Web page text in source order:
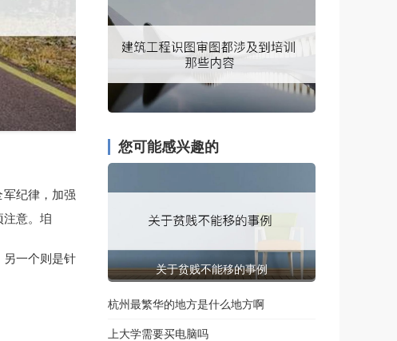
纪律，加强
注意。垍
另一个则是针
您可能感兴趣的
关于贫贱不能移的事例
杭州最繁华的地方是什么地方啊
上大学需要买电脑吗